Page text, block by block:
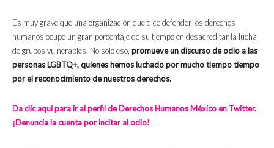
Es muy grave que una organización que dice defender los derechos
humanos ocupe un gran porcentaje de su tiempo en desacreditar la lucha
de grupos vulnerables. No solo eso, promueve un discurso de odio a las
personas LGBTQ+, quienes hemos luchado por mucho tiempo tiempo
por el reconocimiento de nuestros derechos.
Da clic aquí para ir al perfil de Derechos Humanos México en Twitter.
¡Denuncia la cuenta por incitar al odio!